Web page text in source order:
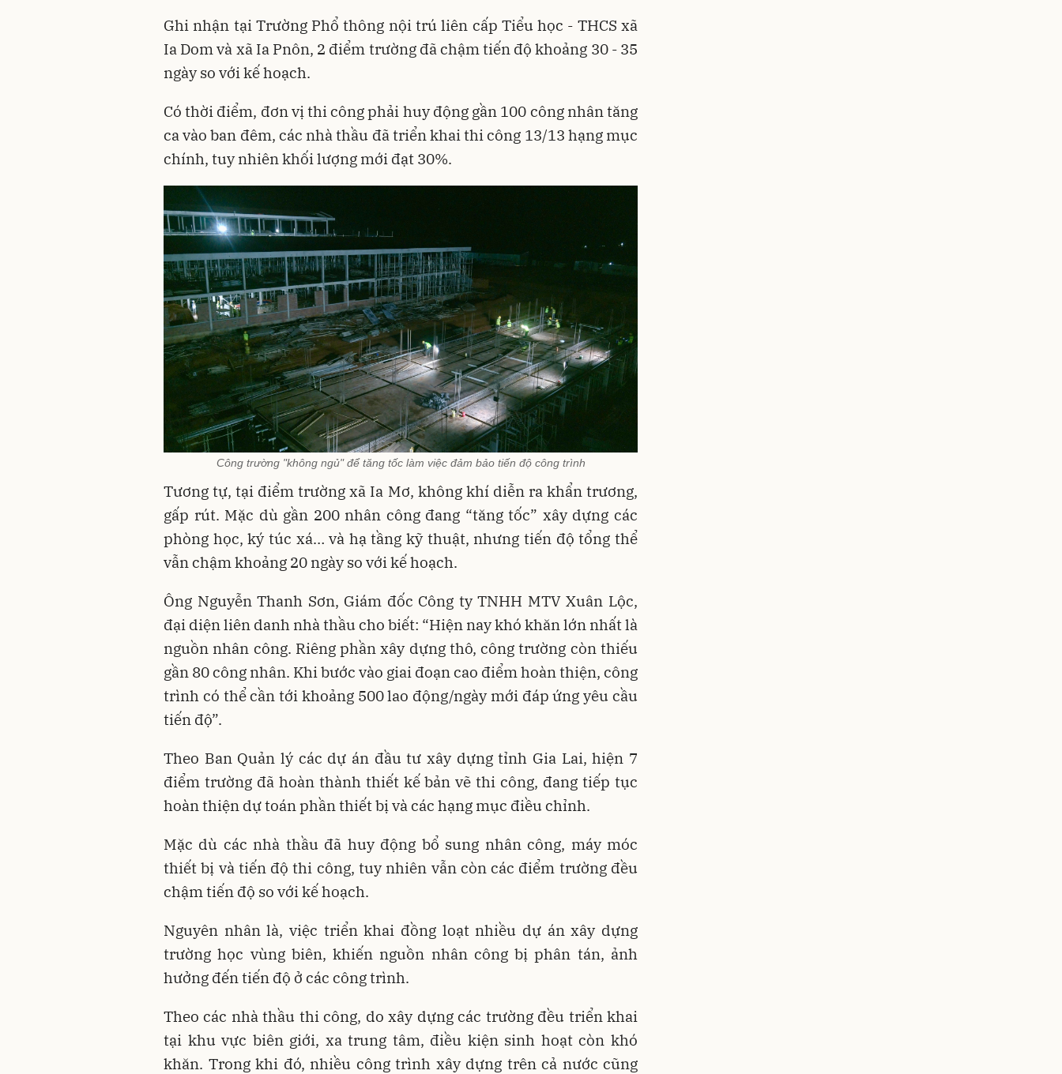
Ghi nhận tại Trường Phổ thông nội trú liên cấp Tiểu học - THCS xã
Ia Dom và xã Ia Pnôn, 2 điểm trường đã chậm tiến độ khoảng 30 - 35
ngày so với kế hoạch.
Có thời điểm, đơn vị thi công phải huy động gần 100 công nhân tăng
ca vào ban đêm, các nhà thầu đã triển khai thi công 13/13 hạng mục
chính, tuy nhiên khối lượng mới đạt 30%.
Công trường "không ngủ" để tăng tốc làm việc đảm bảo tiến độ công trình
Tương tự, tại điểm trường xã Ia Mơ, không khí diễn ra khẩn trương,
gấp rút. Mặc dù gần 200 nhân công đang “tăng tốc” xây dựng các
phòng học, ký túc xá… và hạ tầng kỹ thuật, nhưng tiến độ tổng thể
vẫn chậm khoảng 20 ngày so với kế hoạch.
Ông Nguyễn Thanh Sơn, Giám đốc Công ty TNHH MTV Xuân Lộc,
đại diện liên danh nhà thầu cho biết: “Hiện nay khó khăn lớn nhất là
nguồn nhân công. Riêng phần xây dựng thô, công trường còn thiếu
gần 80 công nhân. Khi bước vào giai đoạn cao điểm hoàn thiện, công
trình có thể cần tới khoảng 500 lao động/ngày mới đáp ứng yêu cầu
tiến độ”.
Theo Ban Quản lý các dự án đầu tư xây dựng tỉnh Gia Lai, hiện 7
điểm trường đã hoàn thành thiết kế bản vẽ thi công, đang tiếp tục
hoàn thiện dự toán phần thiết bị và các hạng mục điều chỉnh.
Mặc dù các nhà thầu đã huy động bổ sung nhân công, máy móc
thiết bị và tiến độ thi công, tuy nhiên vẫn còn các điểm trường đều
chậm tiến độ so với kế hoạch.
Nguyên nhân là, việc triển khai đồng loạt nhiều dự án xây dựng
trường học vùng biên, khiến nguồn nhân công bị phân tán, ảnh
hưởng đến tiến độ ở các công trình.
Theo các nhà thầu thi công, do xây dựng các trường đều triển khai
tại khu vực biên giới, xa trung tâm, điều kiện sinh hoạt còn khó
khăn. Trong khi đó, nhiều công trình xây dựng trên cả nước cũng